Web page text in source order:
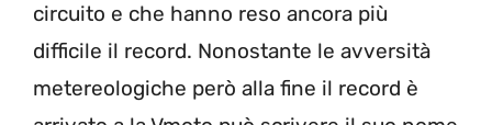
circuito e che hanno reso ancora più
difficile il record. Nonostante le avversità
metereologiche però alla fine il record è